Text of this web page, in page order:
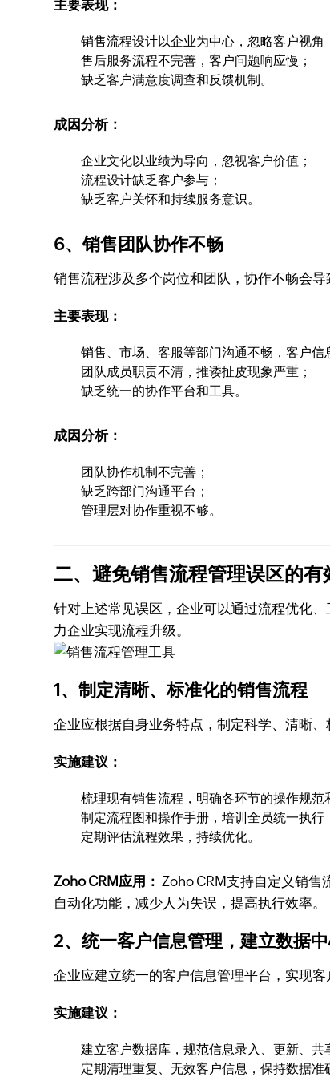
主要表现：
销售流程设计以企业为中心，忽略客户视角
售后服务流程不完善，客户问题响应慢；
缺乏客户满意度调查和反馈机制。
成因分析：
企业文化以业绩为导向，忽视客户价值；
流程设计缺乏客户参与；
缺乏客户关怀和持续服务意识。
6、销售团队协作不畅
销售流程涉及多个岗位和团队，协作不畅会导
主要表现：
销售、市场、客服等部门沟通不畅，客户信
团队成员职责不清，推诿扯皮现象严重；
缺乏统一的协作平台和工具。
成因分析：
团队协作机制不完善；
缺乏跨部门沟通平台；
管理层对协作重视不够。
二、避免销售流程管理误区的有
针对上述常见误区，企业可以通过流程优化
力企业实现流程升级。
1、制定清晰、标准化的销售流程
企业应根据自身业务特点，制定科学、清晰
实施建议：
梳理现有销售流程，明确各环节的操作规范
制定流程图和操作手册，培训全员统一执行
定期评估流程效果，持续优化。
Zoho CRM应用： Zoho CRM支持自定义销售
自动化功能，减少人为失误，提高执行效率。
2、统一客户信息管理，建立数据
企业应建立统一的客户信息管理平台，实现
实施建议：
建立客户数据库，规范信息录入、更新、共
定期清理重复、无效客户信息，保持数据准